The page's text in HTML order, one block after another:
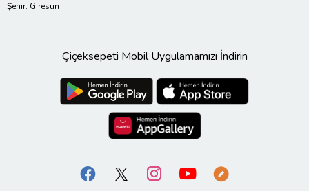
Şehir: Giresun
Çiçeksepeti Mobil Uygulamamızı İndirin